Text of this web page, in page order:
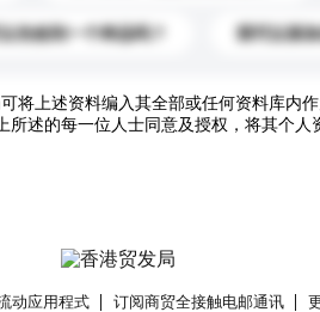
先收到一个样品吗？ 我可以添
将上述资料编入其全部或任何资料库内
述的每一位人士同意及授权，将其个人
动应用程式 订阅商贸全接触电邮通讯